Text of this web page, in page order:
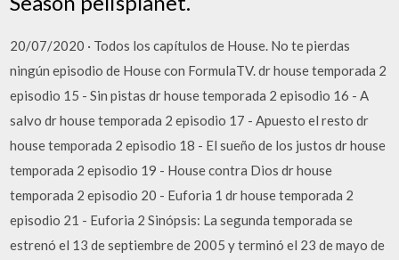
20/07/2020 · Todos los capítulos de House. No te pierdas
ningún episodio de House con FormulaTV. dr house temporada 2
episodio 15 - Sin pistas dr house temporada 2 episodio 16 - A
salvo dr house temporada 2 episodio 17 - Apuesto el resto dr
house temporada 2 episodio 18 - El sueño de los justos dr house
temporada 2 episodio 19 - House contra Dios dr house
temporada 2 episodio 20 - Euforia 1 dr house temporada 2
episodio 21 - Euforia 2 Sinópsis: La segunda temporada se
estrenó el 13 de septiembre de 2005 y terminó el 23 de mayo de